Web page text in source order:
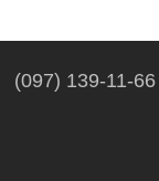
(097) 139-11-66